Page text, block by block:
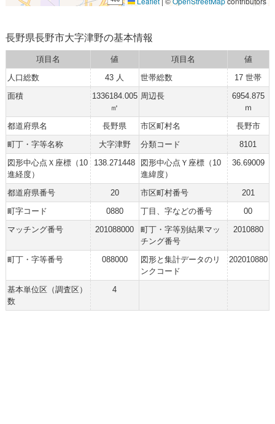
長野県長野市大字津野の基本情報
項目名 値 項目名
値
人口総数
43 人 世帯総数
17 世帯
面積
1336184.005
㎡
周辺長
6954.875
ｍ
都道府県名
長野県 市区町村名
長野市
町丁・字等名称
大字津野 分類コード
8101
図形中心点Ｘ座標（10
進経度）
138.271448
図形中心点Ｙ座標（10
進緯度）
36.69009
都道府県番号 20 市区町村番号
201
町字コード
0880 丁目、字などの番号
00
マッチング番号
201088000
町丁・字等別結果マッ
チング番号
2010880
町丁・字等番号 088000
図形と集計データのリ
ンクコード
202010880
基本単位区（調査区）
数
4